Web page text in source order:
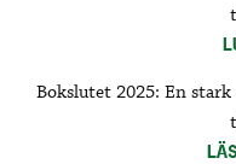
Bokslutet 2025: En